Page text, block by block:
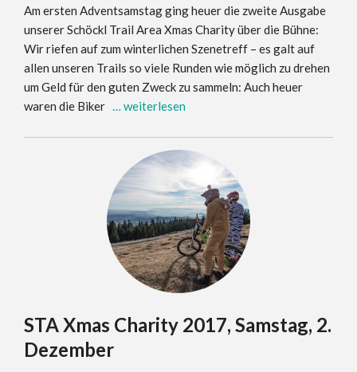
Am ersten Adventsamstag ging heuer die zweite Ausgabe
unserer Schöckl Trail Area Xmas Charity über die Bühne:
Wir riefen auf zum winterlichen Szenetreff – es galt auf
allen unseren Trails so viele Runden wie möglich zu drehen
um Geld für den guten Zweck zu sammeln: Auch heuer
waren die Biker … weiterlesen
STA Xmas Charity 2017, Samstag, 2.
Dezember